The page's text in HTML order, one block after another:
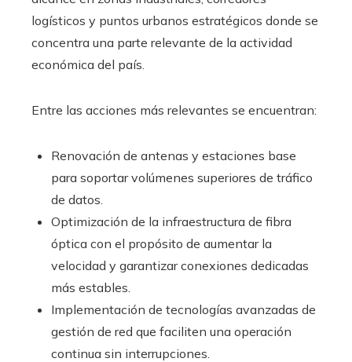
logísticos y puntos urbanos estratégicos donde se
concentra una parte relevante de la actividad
económica del país.
Entre las acciones más relevantes se encuentran:
Renovación de antenas y estaciones base
para soportar volúmenes superiores de tráfico
de datos.
Optimización de la infraestructura de fibra
óptica con el propósito de aumentar la
velocidad y garantizar conexiones dedicadas
más estables.
Implementación de tecnologías avanzadas de
gestión de red que faciliten una operación
continua sin interrupciones.